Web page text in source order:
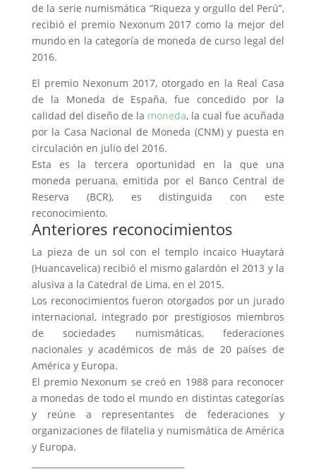
de la serie numismática “Riqueza y orgullo del Perú”,
recibió el premio Nexonum 2017 como la mejor del
mundo en la categoría de moneda de curso legal del
2016.
El premio Nexonum 2017, otorgado en la Real Casa
de la Moneda de España, fue concedido por la
calidad del diseño de la moneda, la cual fue acuñada
por la Casa Nacional de Moneda (CNM) y puesta en
circulación en julio del 2016.
Esta es la tercera oportunidad en la que una
moneda peruana, emitida por el Banco Central de
Reserva (BCR), es distinguida con este
reconocimiento.
Anteriores reconocimientos
La pieza de un sol con el templo incaico Huaytará
(Huancavelica) recibió el mismo galardón el 2013 y la
alusiva a la Catedral de Lima, en el 2015.
Los reconocimientos fueron otorgados por un jurado
internacional, integrado por prestigiosos miembros
de sociedades numismáticas, federaciones
nacionales y académicos de más de 20 países de
América y Europa.
El premio Nexonum se creó en 1988 para reconocer
a monedas de todo el mundo en distintas categorías
y reúne a representantes de federaciones y
organizaciones de filatelia y numismática de América
y Europa.